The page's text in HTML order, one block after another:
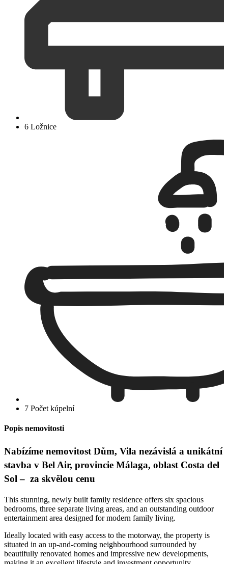
6 Ložnice
7 Počet kúpelní
Popis nemovitosti
Nabízíme nemovitost Dům, Vila nezávislá a unikátní
stavba v Bel Air, provincie Málaga, oblast Costa del
Sol – za skvělou cenu
This stunning, newly built family residence offers six spacious
bedrooms, three separate living areas, and an outstanding outdoor
entertainment area designed for modern family living.
Ideally located with easy access to the motorway, the property is
situated in an up-and-coming neighbourhood surrounded by
beautifully renovated homes and impressive new developments,